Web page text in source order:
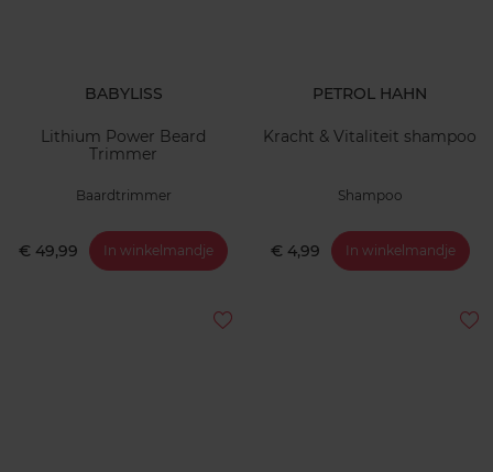
BABYLISS
Lithium Power Beard
Trimmer
Baardtrimmer
€ 49,99 In winkelmandje
PETROL HAHN
Kracht & Vitaliteit shampoo
Shampoo
€ 4,99 In winkelmandje